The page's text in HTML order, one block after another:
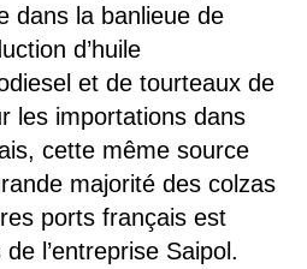
dans la banlieue de
d’huile
et de tourteaux de
les importations dans
cette même source
majorité des colzas
ports français est
l’entreprise Saipol.